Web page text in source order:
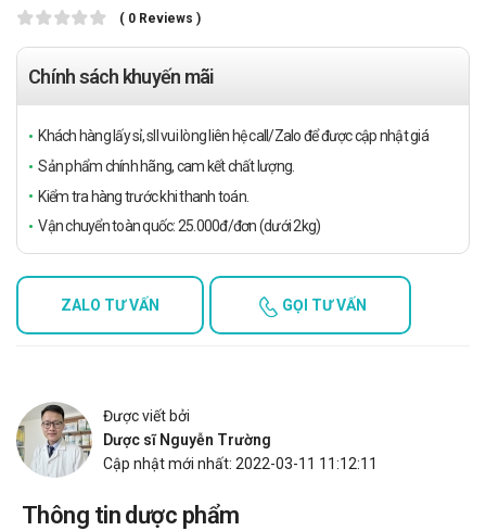
( 0 Reviews )
Chính sách khuyến mãi
Khách hàng lấy sỉ, sll vui lòng liên hệ call/Zalo để được cập nhật giá
Sản phẩm chính hãng, cam kết chất lượng.
Kiểm tra hàng trước khi thanh toán.
Vận chuyển toàn quốc: 25.000đ/đơn (dưới 2kg)
ZALO TƯ VẤN GỌI TƯ VẤN
Được viết bởi
Dược sĩ Nguyễn Trường
Cập nhật mới nhất: 2022-03-11 11:12:11
Thông tin dược phẩm